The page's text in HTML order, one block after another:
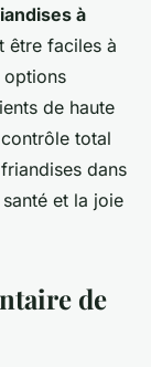
à
être faciles à
options
de haute
total
dans
et la joie
de